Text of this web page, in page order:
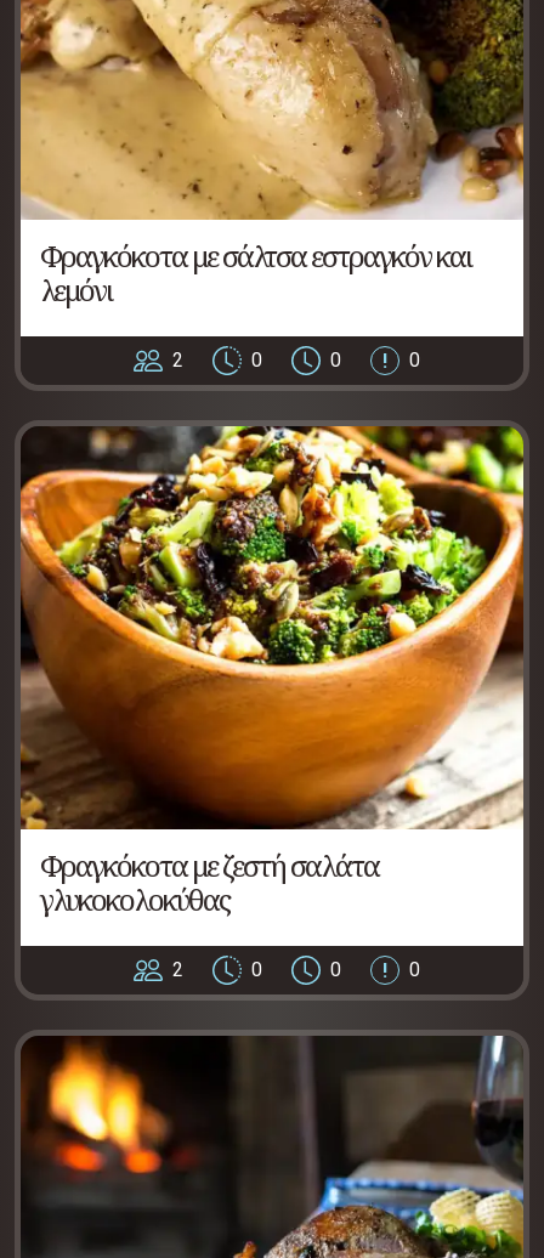
Φραγκόκοτα με σάλτσα εστραγκόν και
λεμόνι
2 0 0 0
Φραγκόκοτα με ζεστή σαλάτα
γλυκοκολοκύθας
2 0 0 0